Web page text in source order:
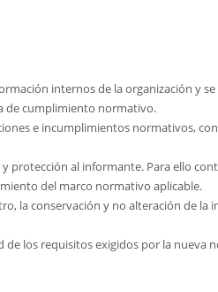
internos de la organización y
de cumplimiento normativo.
e incumplimientos normativos,
protección al informante. Para ello
del marco normativo aplicable.
la conservación y no alteración de la
los requisitos exigidos por la nueva